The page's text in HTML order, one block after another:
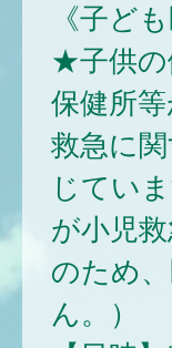
《子ど
★子供の
保健所
救急に
じてい
が小児
のため
ん。）